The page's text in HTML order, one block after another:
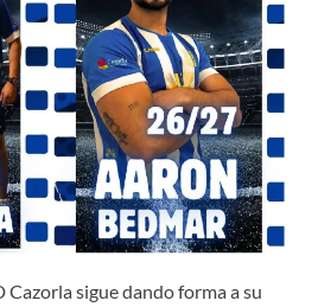
Cazorla sigue dando forma a su